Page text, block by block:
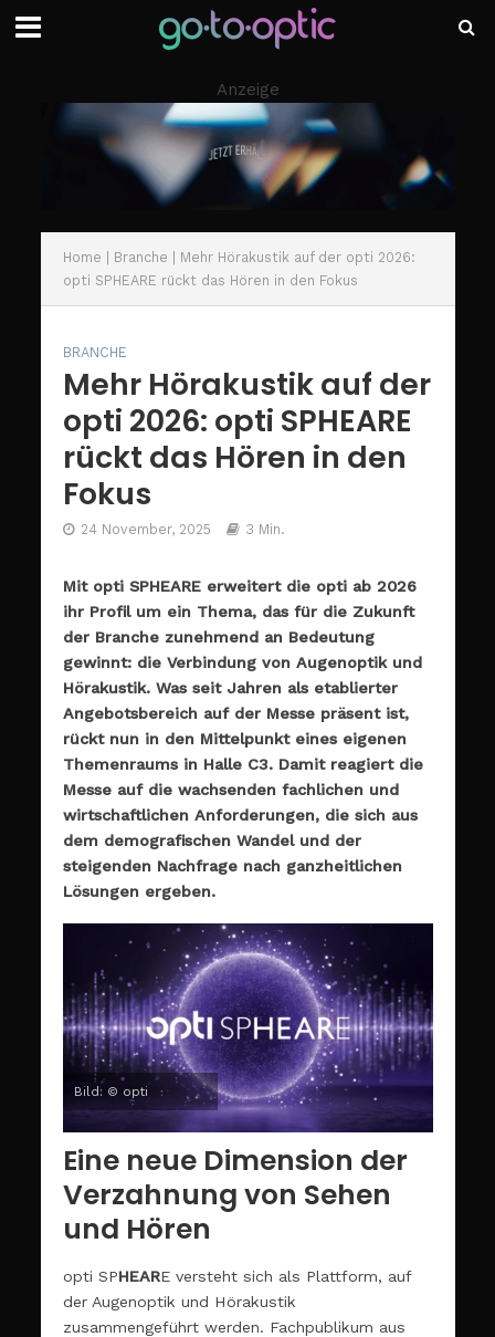
Anzeige
Home | Branche | Mehr Hörakustik auf der opti 2026:
opti SPHEARE rückt das Hören in den Fokus
BRANCHE
Mehr Hörakustik auf der
opti 2026: opti SPHEARE
rückt das Hören in den
Fokus
24 November, 2025 3 Min.
Mit opti SPHEARE erweitert die opti ab 2026
ihr Profil um ein Thema, das für die Zukunft
der Branche zunehmend an Bedeutung
gewinnt: die Verbindung von Augenoptik und
Hörakustik. Was seit Jahren als etablierter
Angebotsbereich auf der Messe präsent ist,
rückt nun in den Mittelpunkt eines eigenen
Themenraums in Halle C3. Damit reagiert die
Messe auf die wachsenden fachlichen und
wirtschaftlichen Anforderungen, die sich aus
dem demografischen Wandel und der
steigenden Nachfrage nach ganzheitlichen
Lösungen ergeben.
Bild: © opti
Eine neue Dimension der
Verzahnung von Sehen
und Hören
opti SPHEARE versteht sich als Plattform, auf
der Augenoptik und Hörakustik
zusammengeführt werden. Fachpublikum aus